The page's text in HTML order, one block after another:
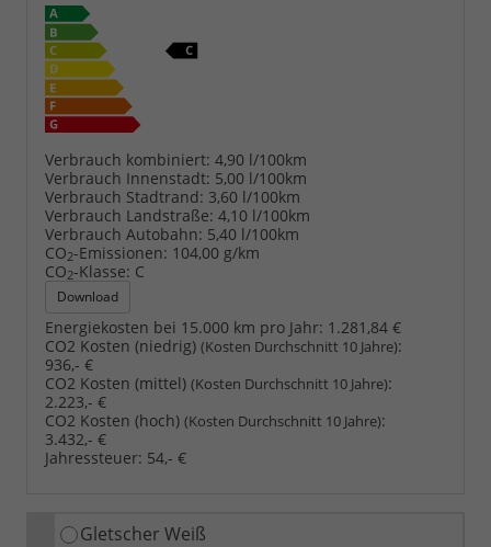
Verbrauch kombiniert: 4,90 l/100km
Verbrauch Innenstadt: 5,00 l/100km
Verbrauch Stadtrand: 3,60 l/100km
Verbrauch Landstraße: 4,10 l/100km
Verbrauch Autobahn: 5,40 l/100km
CO2-Emissionen: 104,00 g/km
CO2-Klasse: C
Download
Energiekosten bei 15.000 km pro Jahr: 1.281,84 €
CO2 Kosten (niedrig) (Kosten Durchschnitt 10 Jahre):
936,- €
CO2 Kosten (mittel) (Kosten Durchschnitt 10 Jahre):
2.223,- €
CO2 Kosten (hoch) (Kosten Durchschnitt 10 Jahre):
3.432,- €
Jahressteuer: 54,- €
Gletscher Weiß